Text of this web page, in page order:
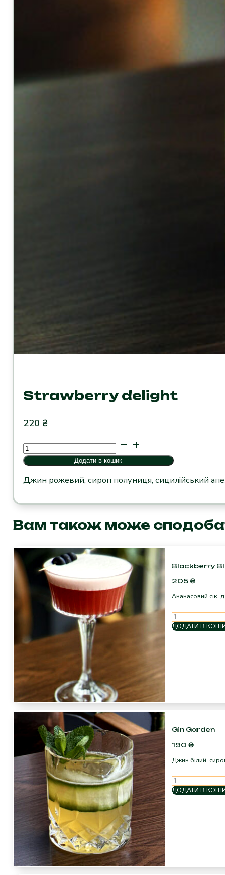
Strawberry delight
220 ₴
Strawberry
delight
кількість
Додати в кошик
Джин рожевий, сироп полуниця, сицилійський
Вам також може
Blackberry
205₴
Ананасовий сік,
Blackberry
Bliss
кількість
ДОДАТИ В
Gin Garden
190₴
Джин білий,
Gin
Garden
кількість
ДОДАТИ В